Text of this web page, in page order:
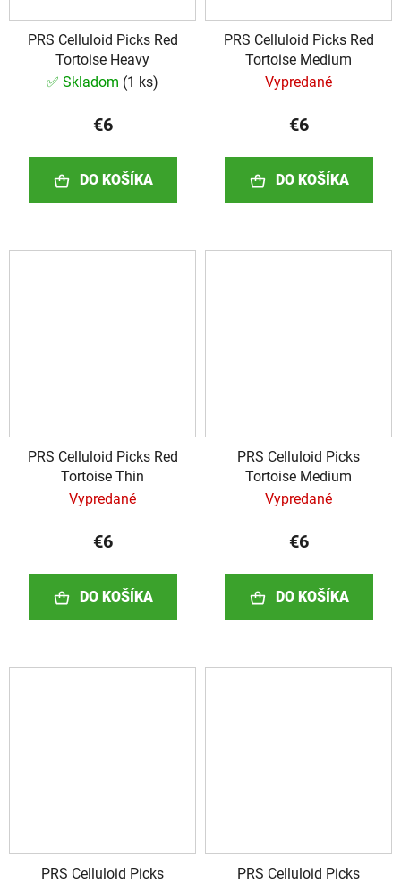
PRS Celluloid Picks Red
Tortoise Heavy
✅ Skladom (1 ks)
€6
DO KOŠÍKA
PRS Celluloid Picks Red
Tortoise Medium
Vypredané
€6
DO KOŠÍKA
PRS Celluloid Picks Red
Tortoise Thin
Vypredané
€6
DO KOŠÍKA
PRS Celluloid Picks
Tortoise Medium
Vypredané
€6
DO KOŠÍKA
PRS Celluloid Picks
PRS Celluloid Picks